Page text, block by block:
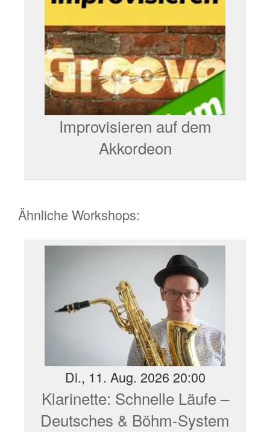
Improvisieren auf dem
Akkordeon
Ähnliche Workshops:
Di., 11. Aug. 2026 20:00
Klarinette: Schnelle Läufe –
Deutsches & Böhm-System